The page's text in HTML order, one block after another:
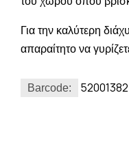
Για την καλύτερη
απαραίτητο να
Barcode: